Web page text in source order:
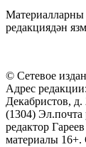
Материалларны
редакциядән
© Сетевое
Адрес
Декабристов,
(1304) Эл.почта
редактор
материалы